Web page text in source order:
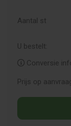
Aantal st
U bestelt:
Conversie
Prijs op